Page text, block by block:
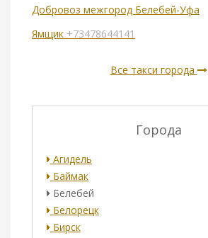
Добровоз межгород Белебей-Уфа
Ямщик +73478644141
Все такси города
Города
Агидель
Баймак
Белебей
Белорецк
Бирск